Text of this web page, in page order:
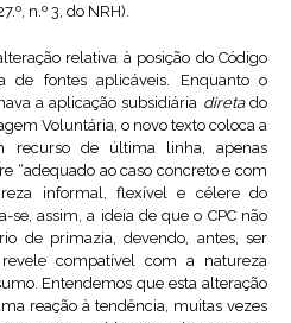
n.º 3, do NRH).
relativa à posição do Código
de fontes aplicáveis. Enquanto o
a aplicação subsidiária diretado
Voluntária, o novo texto coloca a
recurso de última linha, apenas
“adequado ao caso concreto e com
informal, flexível e célere do
se, assim, a ideia de que o CPC não
de primazia, devendo, antes, ser
compatível com a natureza
Entendemos que esta alteração
reação à tendência, muitas vezes